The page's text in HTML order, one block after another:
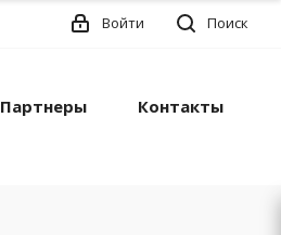
Поиск
Войти
Партнеры Контакты